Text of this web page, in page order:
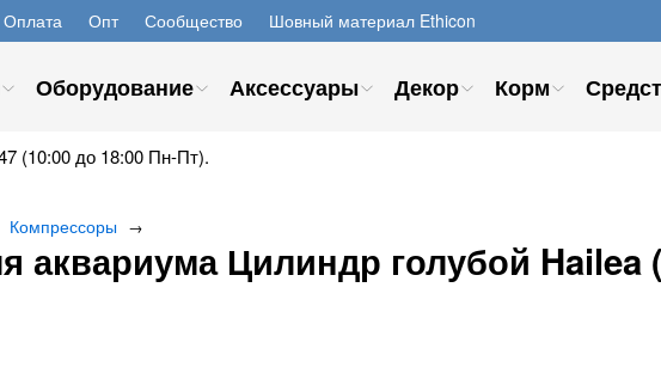
Оплата Опт Сообщество Шовный материал Ethicon
Оборудование Аксессуары Декор Корм
(10:00 до 18:00 Пн-Пт).
Компрессоры →
аквариума Цилиндр голубой Hailea